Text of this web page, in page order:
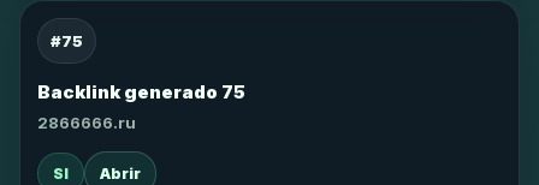
#75
Backlink generado 75
2866666.ru
SI Abrir